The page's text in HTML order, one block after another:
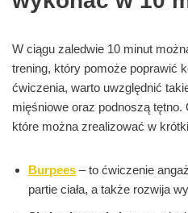
W ciągu zaledwie 10 minut
trening, który pomoże poprawić
ćwiczenia, warto uwzględnić
mięśniowe oraz podnoszą
które można zrealizować w
Burpees – to ćwiczenie
partie ciała, a także rozwija